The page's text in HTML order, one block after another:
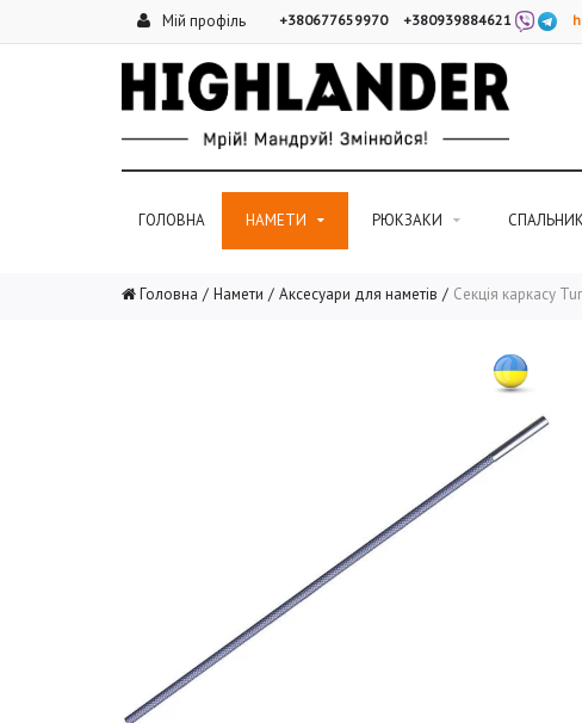
Мій профіль +380677659970 +380939884621
ГОЛОВНА НАМЕТИ РЮКЗАКИ
Головна Намети Аксесуари для наметів Секція каркасу